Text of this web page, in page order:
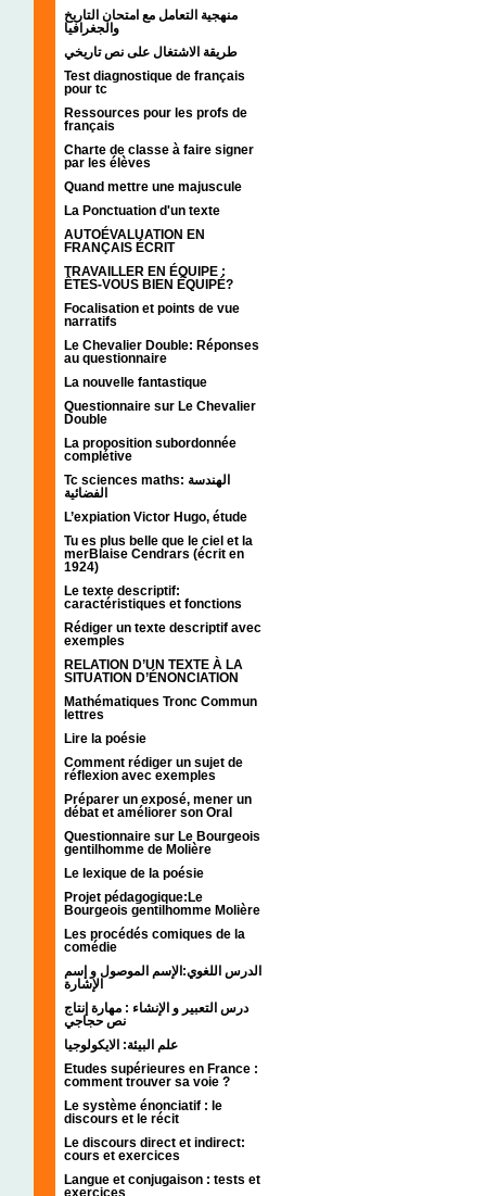
منهجية التعامل مع امتحان التاريخ
والجغرافيا
طريقة الاشتغال على نص تاريخي
Test diagnostique de français
pour tc
Ressources pour les profs de
français
Charte de classe à faire signer
par les élèves
Quand mettre une majuscule
La Ponctuation d'un texte
AUTOÉVALUATION EN
FRANÇAIS ÉCRIT
TRAVAILLER EN ÉQUIPE :
ÊTES-VOUS BIEN ÉQUIPÉ?
Focalisation et points de vue
narratifs
Le Chevalier Double: Réponses
au questionnaire
La nouvelle fantastique
Questionnaire sur Le Chevalier
Double
La proposition subordonnée
complétive
Tc sciences maths: الهندسة
الفضائية
L’expiation Victor Hugo, étude
Tu es plus belle que le ciel et la
merBlaise Cendrars (écrit en
1924)
Le texte descriptif:
caractéristiques et fonctions
Rédiger un texte descriptif avec
exemples
RELATION D’UN TEXTE À LA
SITUATION D’ÉNONCIATION
Mathématiques Tronc Commun
lettres
Lire la poésie
Comment rédiger un sujet de
réflexion avec exemples
Préparer un exposé, mener un
débat et améliorer son Oral
Questionnaire sur Le Bourgeois
gentilhomme de Molière
Le lexique de la poésie
Projet pédagogique:Le
Bourgeois gentilhomme Molière
Les procédés comiques de la
comédie
الدرس اللغوي:الإسم الموصول و إسم
الإشارة
درس التعبير و الإنشاء : مهارة إنتاج
نص حجاجي
علم البيئة: الايكولوجيا
Etudes supérieures en France :
comment trouver sa voie ?
Le système énonciatif : le
discours et le récit
Le discours direct et indirect:
cours et exercices
Langue et conjugaison : tests et
exercices